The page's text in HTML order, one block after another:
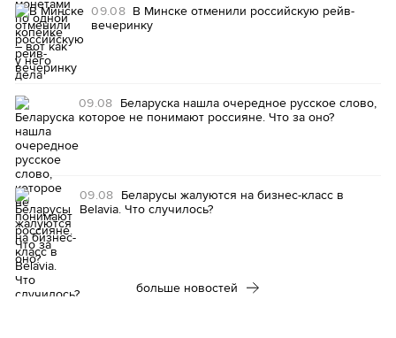
09.08 В Минске отменили российскую рейв-
вечеринку
09.08 Беларуска нашла очередное русское слово,
которое не понимают россияне. Что за оно?
09.08 Беларусы жалуются на бизнес-класс в
Belavia. Что случилось?
больше новостей